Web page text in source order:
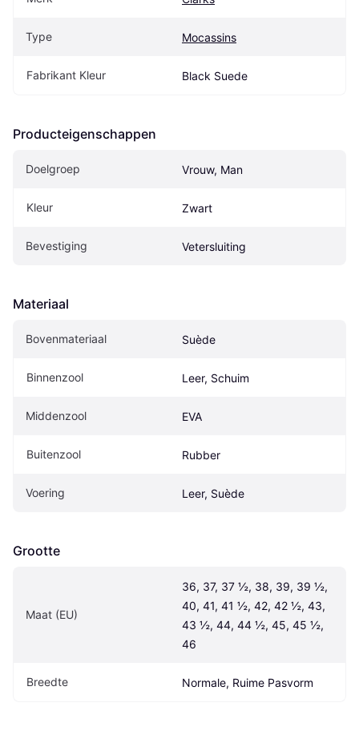
Type Mocassins
Fabrikant Kleur Black Suede
Producteigenschappen
Doelgroep Vrouw, Man
Kleur Zwart
Bevestiging Vetersluiting
Materiaal
Bovenmateriaal Suède
Binnenzool Leer, Schuim
Middenzool EVA
Buitenzool Rubber
Voering Leer, Suède
Grootte
Maat (EU)
36, 37, 37 ½, 38, 39, 39 ½,
40, 41, 41 ½, 42, 42 ½, 43,
43 ½, 44, 44 ½, 45, 45 ½,
46
Breedte Normale, Ruime Pasvorm